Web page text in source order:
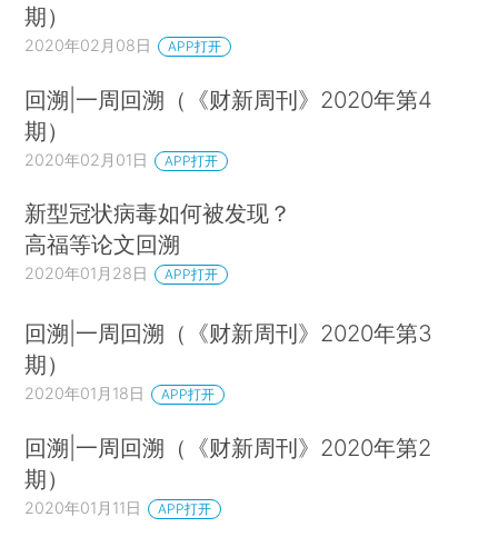
期）
2020年02月08日 APP打开
回溯|一周回溯（《财新周刊》2020年第4
期）
2020年02月01日 APP打开
新型冠状病毒如何被发现？
高福等论文回溯
2020年01月28日 APP打开
回溯|一周回溯（《财新周刊》2020年第3
期）
2020年01月18日 APP打开
回溯|一周回溯（《财新周刊》2020年第2
期）
2020年01月11日 APP打开